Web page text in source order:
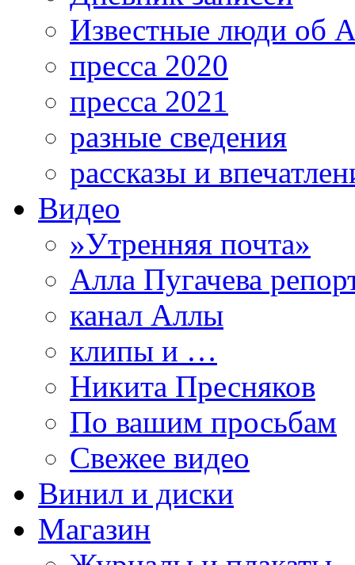
Известные люди об
пресса 2020
пресса 2021
разные сведения
рассказы и
Видео
»Утренняя почта»
Алла Пугачева
канал Аллы
клипы и …
Никита Пресняков
По вашим просьбам
Свежее видео
Винил и диски
Магазин